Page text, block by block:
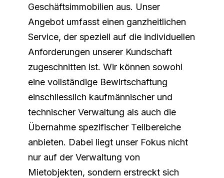
Geschäftsimmobilien aus. Unser
Angebot umfasst einen ganzheitlichen
Service, der speziell auf die individuellen
Anforderungen unserer Kundschaft
zugeschnitten ist. Wir können sowohl
eine vollständige Bewirtschaftung
einschliesslich kaufmännischer und
technischer Verwaltung als auch die
Übernahme spezifischer Teilbereiche
anbieten. Dabei liegt unser Fokus nicht
nur auf der Verwaltung von
Mietobjekten, sondern erstreckt sich